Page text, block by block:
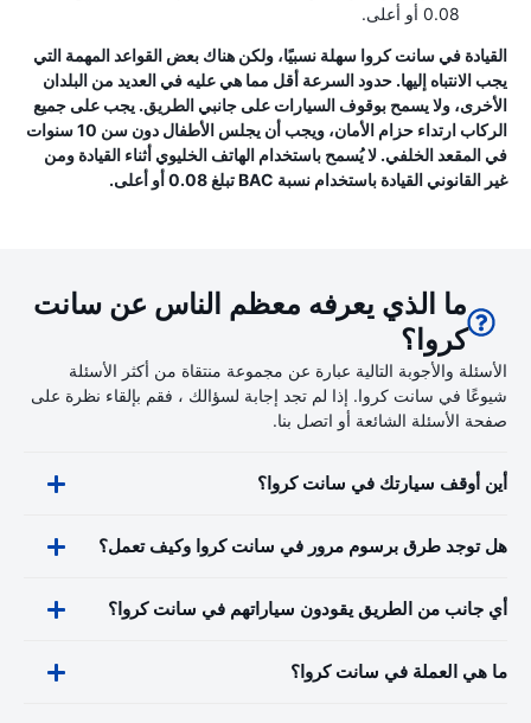
0.08 أو أعلى.
القيادة في سانت كروا سهلة نسبيًا، ولكن هناك بعض القواعد المهمة التي
يجب الانتباه إليها. حدود السرعة أقل مما هي عليه في العديد من البلدان
الأخرى، ولا يسمح بوقوف السيارات على جانبي الطريق. يجب على جميع
الركاب ارتداء حزام الأمان، ويجب أن يجلس الأطفال دون سن 10 سنوات
في المقعد الخلفي. لا يُسمح باستخدام الهاتف الخليوي أثناء القيادة ومن
غير القانوني القيادة باستخدام نسبة BAC تبلغ 0.08 أو أعلى.
ما الذي يعرفه معظم الناس عن سانت
كروا؟
الأسئلة والأجوبة التالية عبارة عن مجموعة منتقاة من أكثر الأسئلة
شيوعًا في سانت كروا. إذا لم تجد إجابة لسؤالك ، فقم بإلقاء نظرة على
صفحة الأسئلة الشائعة أو اتصل بنا.
أين أوقف سيارتك في سانت كروا؟
هل توجد طرق برسوم مرور في سانت كروا وكيف تعمل؟
أي جانب من الطريق يقودون سياراتهم في سانت كروا؟
ما هي العملة في سانت كروا؟